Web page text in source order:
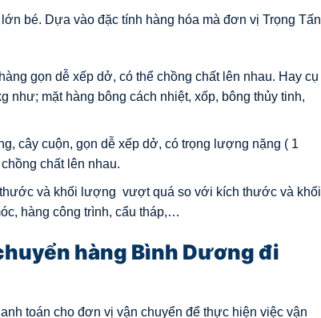
bé. Dựa vào đặc tính hàng hóa mà đơn vị Trọng Tấn
gọn dễ xếp dở, có thể chồng chất lên nhau. Hay cụ
mặt hàng bông cách nhiệt, xốp, bông thủy tinh,
cây cuộn, gọn dễ xếp dở, có trọng lượng nặng ( 1
chất lên nhau.
và khối lượng vượt quá so với kích thước và khối
hàng công trình, cẩu tháp,…
hàng Bình Dương đi
toán cho đơn vị vận chuyển để thực hiện việc vận